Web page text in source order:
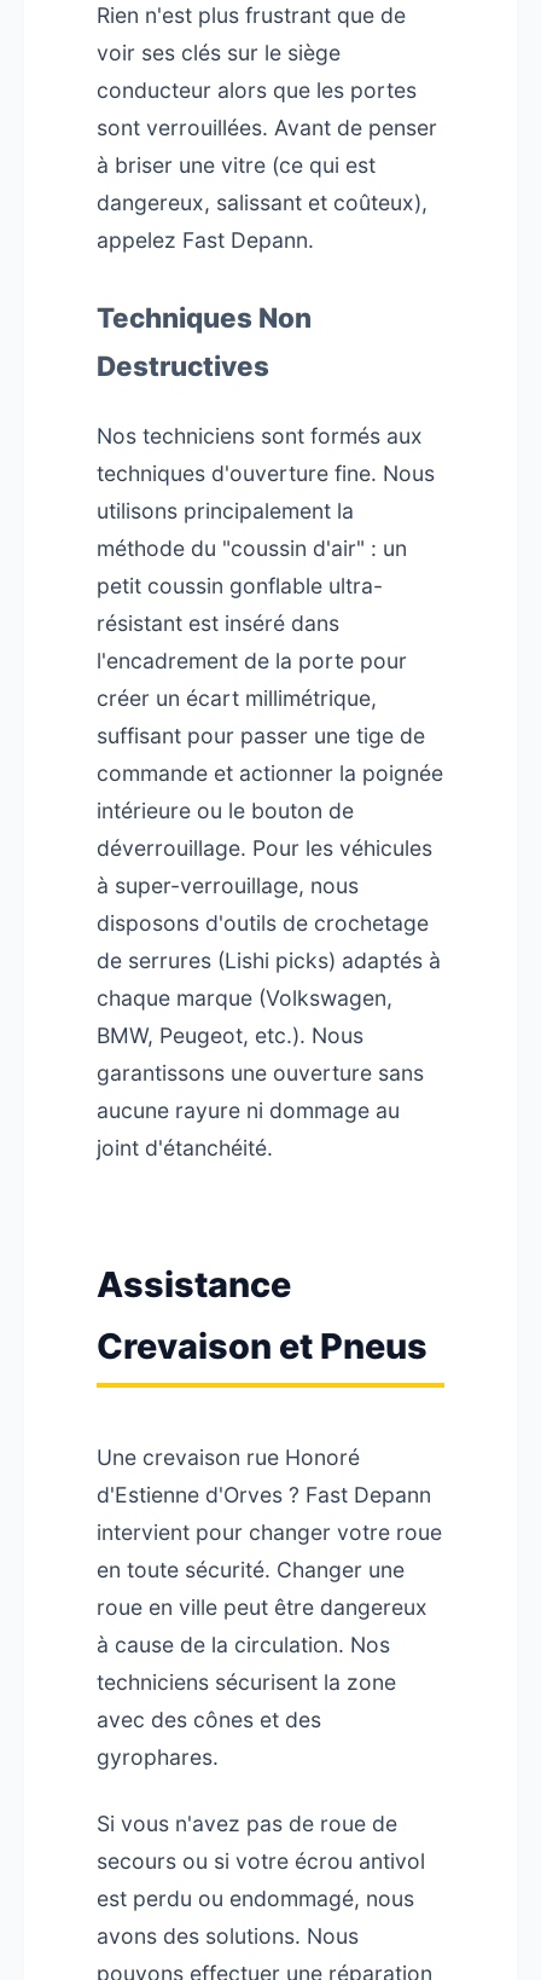
Rien n'est plus frustrant que de
voir ses clés sur le siège
conducteur alors que les portes
sont verrouillées. Avant de penser
à briser une vitre (ce qui est
dangereux, salissant et coûteux),
appelez Fast Depann.
Techniques Non
Destructives
Nos techniciens sont formés aux
techniques d'ouverture fine. Nous
utilisons principalement la
méthode du "coussin d'air" : un
petit coussin gonflable ultra-
résistant est inséré dans
l'encadrement de la porte pour
créer un écart millimétrique,
suffisant pour passer une tige de
commande et actionner la poignée
intérieure ou le bouton de
déverrouillage. Pour les véhicules
à super-verrouillage, nous
disposons d'outils de crochetage
de serrures (Lishi picks) adaptés à
chaque marque (Volkswagen,
BMW, Peugeot, etc.). Nous
garantissons une ouverture sans
aucune rayure ni dommage au
joint d'étanchéité.
Assistance
Crevaison et Pneus
Une crevaison rue Honoré
d'Estienne d'Orves ? Fast Depann
intervient pour changer votre roue
en toute sécurité. Changer une
roue en ville peut être dangereux
à cause de la circulation. Nos
techniciens sécurisent la zone
avec des cônes et des
gyrophares.
Si vous n'avez pas de roue de
secours ou si votre écrou antivol
est perdu ou endommagé, nous
avons des solutions. Nous
pouvons effectuer une réparation